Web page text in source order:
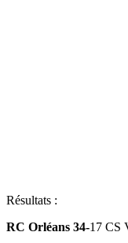
Résultats :
RC Orléans 34-17 CS